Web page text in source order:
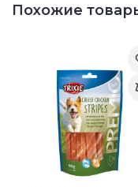
Похожие